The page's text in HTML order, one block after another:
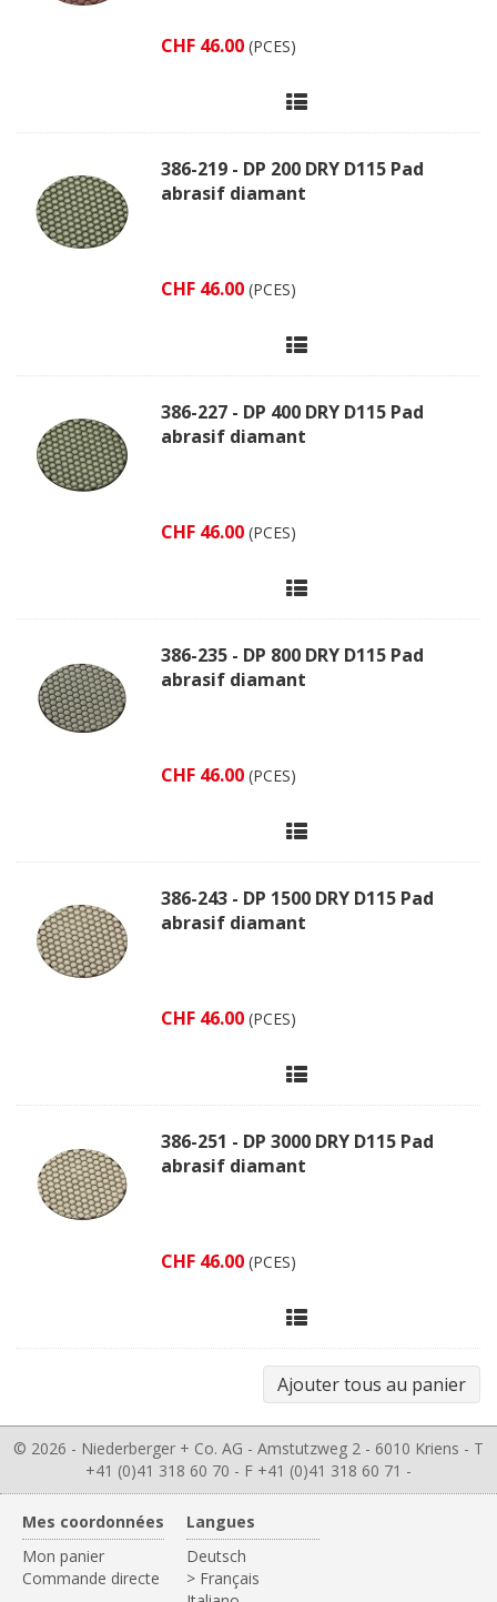
CHF 46.00 (PCES)
386-219 - DP 200 DRY D115 Pad
abrasif diamant
CHF 46.00 (PCES)
386-227 - DP 400 DRY D115 Pad
abrasif diamant
CHF 46.00 (PCES)
386-235 - DP 800 DRY D115 Pad
abrasif diamant
CHF 46.00 (PCES)
386-243 - DP 1500 DRY D115 Pad
abrasif diamant
CHF 46.00 (PCES)
386-251 - DP 3000 DRY D115 Pad
abrasif diamant
CHF 46.00 (PCES)
© 2026 - Niederberger + Co. AG - Amstutzweg 2 - 6010 Kriens - T
+41 (0)41 318 60 70 - F +41 (0)41 318 60 71 -
Mes coordonnées
Mon panier
Commande directe
Langues
Deutsch
> Français